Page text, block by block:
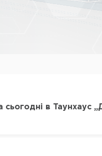
в Таунхаус